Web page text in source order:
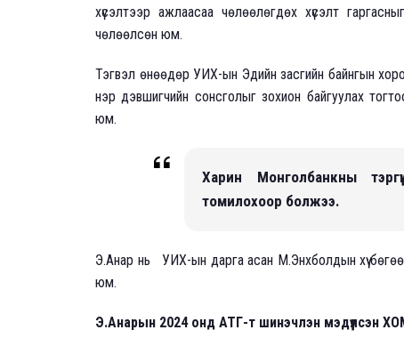
хүсэлтээр ажлаасаа чөлөөлөгдөх хүсэлт
чөлөөлсөн юм.
Тэгвэл өнөөдөр УИХ-ын Эдийн засгийн байнгын
нэр дэвшигчийн сонсголыг зохион байгуулах
юм.
Харин Монголбанкны
томилохоор болжээ.
Э.Анар нь УИХ-ын дарга асан М.Энхболдын хүү
юм.
Э.Анарын 2024 онд АТГ-т шинэчлэн мэдүүлсэн